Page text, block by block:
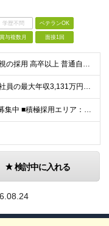
学歴不問 ベテランOK
賞与複数月 面接1回
◎100％人物や意欲重視の採用 高卒以上 普通自動車第一種運転免許取得者（AT限定可） ★職歴は全く問いません！ 前向きにコツコツと向き合える方であれば結果がついてくるお仕事です。 現職・無職、正社
＼平均年収819万円！社員の最大年収3,131万円／ ＼2人に1人が年収700万円以上／ ＼5人に1人が年収1,000万円以上！／ 固定給だけで、年収524万円も可能！ インセンティブだけでなく固定給
■全国各地の事業所で募集中 ■積極採用エリア：東京・神奈川・埼玉・千葉・愛知 ※希望の勤務地で働ける！通勤可能な事業所を選定していきます ※地元に戻って働きたいUターン希望者も歓迎します！ ※社用車を
検討中に入れる